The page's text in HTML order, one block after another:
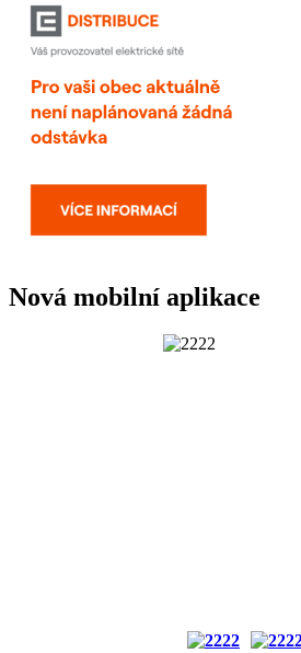
Nová mobilní aplikace